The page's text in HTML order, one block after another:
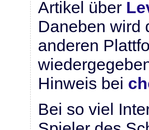
Artikel über
Daneben wird
anderen
Hinweis bei
Bei so viel